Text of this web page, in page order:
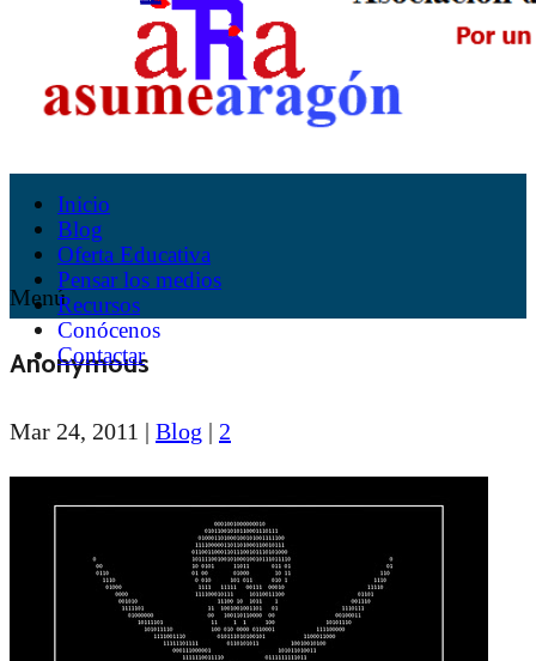
Inicio
Blog
Oferta Educativa
Pensar los medios
Recursos
Conócenos
Contactar
Menú
Anonymous
Mar 24, 2011 | Blog | 2